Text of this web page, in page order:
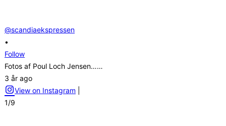
@scandiaekspressen
•
Follow
Fotos af Poul Loch Jensen……
3 år ago
View on Instagram
1/9